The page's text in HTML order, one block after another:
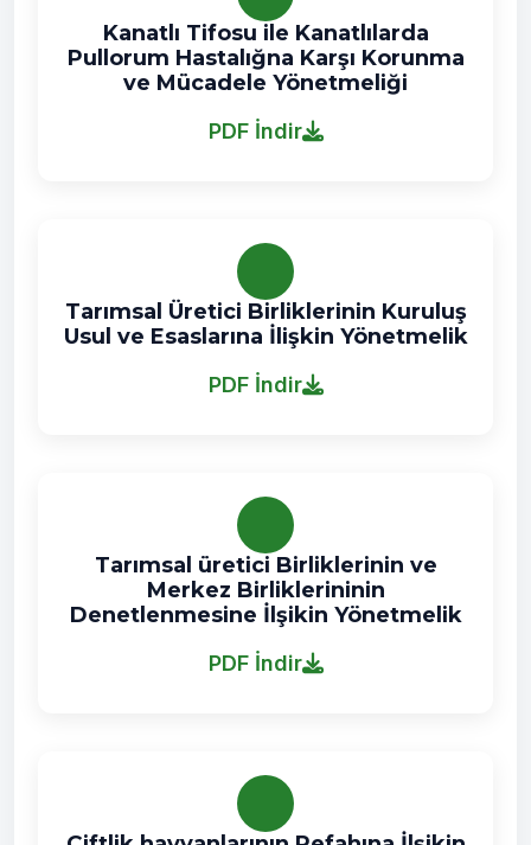
Kanatlı Tifosu ile Kanatlılarda
Pullorum Hastalığna Karşı Korunma
ve Mücadele Yönetmeliği
PDF İndir
Tarımsal Üretici Birliklerinin Kuruluş
Usul ve Esaslarına İlişkin Yönetmelik
PDF İndir
Tarımsal üretici Birliklerinin ve
Merkez Birliklerininin
Denetlenmesine İlşikin Yönetmelik
PDF İndir